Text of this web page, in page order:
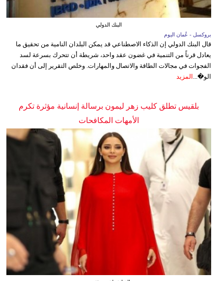
البنك الدولي
بروكسل - عُمان اليوم
قال البنك الدولي إن الذكاء الاصطناعي قد يمكن البلدان النامية من تحقيق ما
يعادل قرناً من التنمية في غضون عقد واحد، شريطة أن تتحرك بسرعة لسد
الفجوات في مجالات الطاقة والاتصال والمهارات. وخلص التقرير إلى أن فقدان
الو�... المزيد
بلقيس تطلق كليب زهر ليمون برسالة إنسانية مؤثرة تكرم
الأمهات المكافحات